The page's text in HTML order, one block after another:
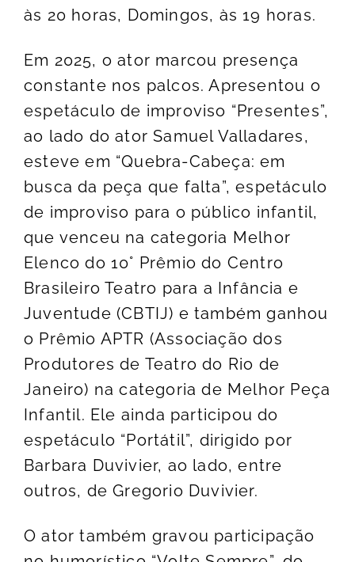
às 20 horas, Domingos, às 19 horas.
Em 2025, o ator marcou presença
constante nos palcos. Apresentou o
espetáculo de improviso “Presentes”,
ao lado do ator Samuel Valladares,
esteve em “Quebra-Cabeça: em
busca da peça que falta”, espetáculo
de improviso para o público infantil,
que venceu na categoria Melhor
Elenco do 10° Prêmio do Centro
Brasileiro Teatro para a Infância e
Juventude (CBTIJ) e também ganhou
o Prêmio APTR (Associação dos
Produtores de Teatro do Rio de
Janeiro) na categoria de Melhor Peça
Infantil. Ele ainda participou do
espetáculo “Portátil”, dirigido por
Barbara Duvivier, ao lado, entre
outros, de Gregorio Duvivier.
O ator também gravou participação